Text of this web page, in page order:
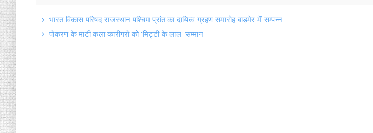
भारत विकास परिषद राजस्थान पश्चिम प्रांत का दायित्व ग्रहण समारोह बाड़मेर में सम्पन्न
पोकरण के माटी कला कारीगरों को 'मिट्टी के लाल' सम्मान